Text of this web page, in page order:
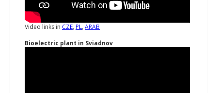
Video links in CZE, PL, ARAB
Bioelectric plant in Sviadnov